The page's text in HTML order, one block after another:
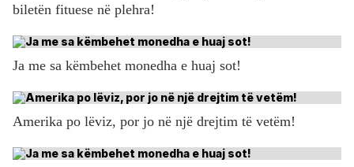
biletën fituese në plehra!
Ja me sa këmbehet monedha e huaj sot!
Amerika po lëviz, por jo në një drejtim të vetëm!